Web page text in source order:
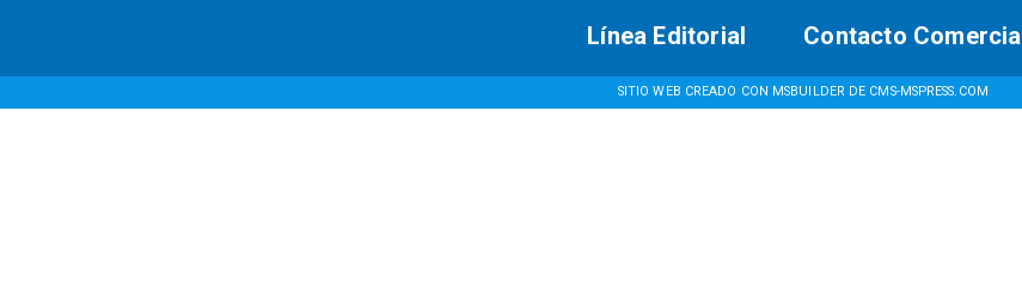
SITIO WEB CREADO CON MSBUILDER DE CMS-MSPRESS.COM
Contacto Comercial
Línea Editorial